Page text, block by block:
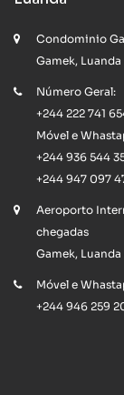
Condominio
Gamek,
Número Geral:
+244 222 741
Móvel e
+244 936 544
+244 947 097
Aeroporto
chegadas
Gamek,
Móvel e
+244 946 259